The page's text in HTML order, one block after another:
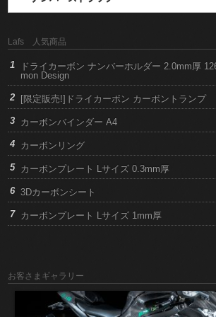
Lafs 人気商品
ドライカーボン ナンバーホルダー 2.0mm厚
mon Design
[限定販売!]ドライカーボン カーボントランプ
カーボンバインダー A4
カーボンリング
カーボンプレート Lサイズ 0.3mm厚
3Dカーボンシート
カーボンプレート Lサイズ 1mm厚
お客さまギャラリー